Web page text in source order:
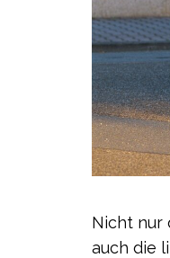
Nicht nur
auch die